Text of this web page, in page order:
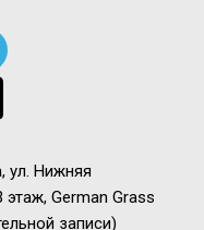
ул. Нижняя
этаж, German Grass
записи)